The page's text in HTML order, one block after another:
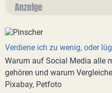
Anzeige
Verdiene ich zu wenig, oder
Warum auf Social Media alle
gehören und warum
Pixabay, Petfoto